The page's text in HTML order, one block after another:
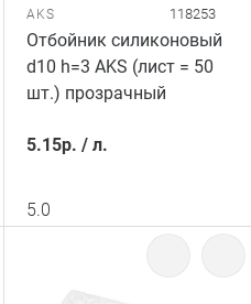
AKS 118253
Отбойник силиконовый
d10 h=3 AKS (лист = 50
шт.) прозрачный
5.15р. / л.
5.0